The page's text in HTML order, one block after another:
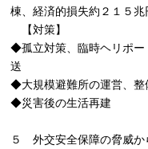
棟、経済的損失約２１５兆
【対策】
◆孤立対策、臨時ヘリポー
送
◆大規模避難所の運営、整
◆災害後の生活再建
５ 外交安全保障の脅威か